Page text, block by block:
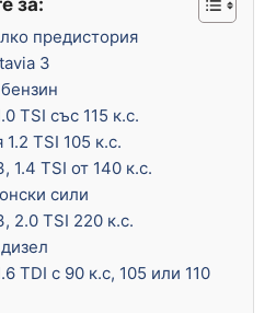
предистория
3
TSI със 115 к.с.
TSI 105 к.с.
1.4 TSI от 140 к.с.
сили
2.0 TSI 220 к.с.
TDI с 90 к.с, 105 или 110